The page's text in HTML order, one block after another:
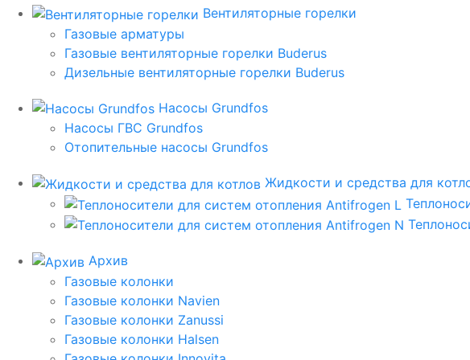
Вентиляторные горелки
Газовые арматуры
Газовые вентиляторные горелки Buderus
Дизельные вентиляторные горелки Buderus
Насосы Grundfos
Насосы ГВС Grundfos
Отопительные насосы Grundfos
Жидкости и средства для
Архив
Газовые колонки
Газовые колонки Navien
Газовые колонки Zanussi
Газовые колонки Halsen